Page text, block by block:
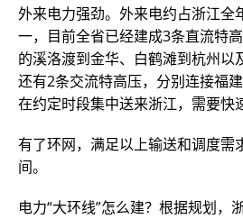
外来电力强劲。外来电约占浙江全
一，目前全省已经建成3条直流特
的溪洛渡到金华、白鹤滩到杭州以
还有2条交流特高压，分别连接福
在约定时段集中送来浙江，需要快
有了环网，满足以上输送和调度需
间。
电力“大环线”怎么建？根据规划，